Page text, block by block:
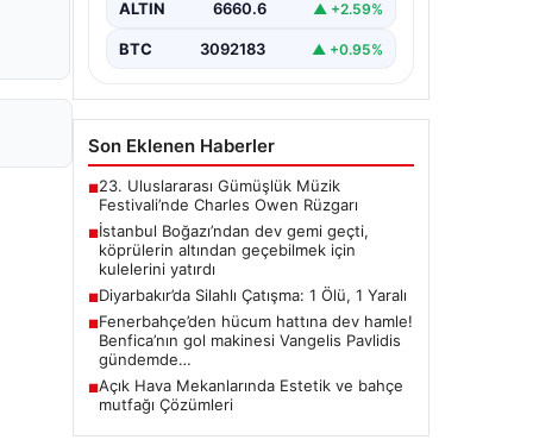
ALTIN 6660.6 ▲ +2.59%
BTC 3092183 ▲ +0.95%
Son Eklenen Haberler
■23. Uluslararası Gümüşlük Müzik
Festivali’nde Charles Owen Rüzgarı
■İstanbul Boğazı’ndan dev gemi geçti,
köprülerin altından geçebilmek için
kulelerini yatırdı
■Diyarbakır’da Silahlı Çatışma: 1 Ölü, 1 Yaralı
■Fenerbahçe’den hücum hattına dev hamle!
Benfica’nın gol makinesi Vangelis Pavlidis
gündemde…
■Açık Hava Mekanlarında Estetik ve bahçe
mutfağı Çözümleri